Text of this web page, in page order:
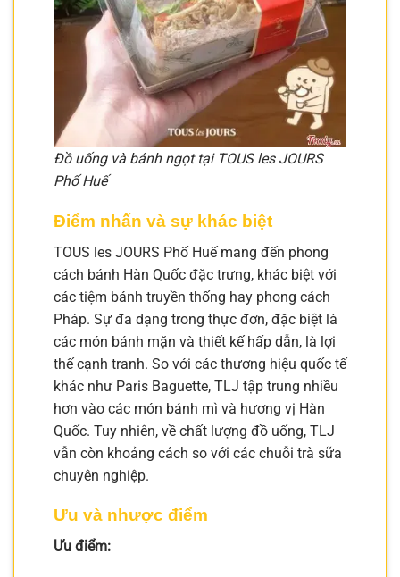
Đồ uống và bánh ngọt tại TOUS les JOURS
Phố Huế
Điểm nhấn và sự khác biệt
TOUS les JOURS Phố Huế mang đến phong
cách bánh Hàn Quốc đặc trưng, khác biệt với
các tiệm bánh truyền thống hay phong cách
Pháp. Sự đa dạng trong thực đơn, đặc biệt là
các món bánh mặn và thiết kế hấp dẫn, là lợi
thế cạnh tranh. So với các thương hiệu quốc tế
khác như Paris Baguette, TLJ tập trung nhiều
hơn vào các món bánh mì và hương vị Hàn
Quốc. Tuy nhiên, về chất lượng đồ uống, TLJ
vẫn còn khoảng cách so với các chuỗi trà sữa
chuyên nghiệp.
Ưu và nhược điểm
Ưu điểm: